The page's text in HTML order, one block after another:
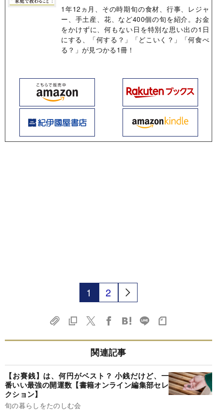
1年12ヵ月、その時期旬の食材、行事、レジャ
ー、手土産、花、など400個の旬を紹介。お金
をかけずに、何もない日を特別な思い出の1日
にする、「何する？」「どこいく？」「何食べ
る？」が見つかる1冊！
1 2
関連記事
【お賽銭】は、何円がベスト？ 小銭だけど、一
番いい最強の開運数【書籍オンライン編集部セレ
クション】
旬の暮らしをたのしむ会